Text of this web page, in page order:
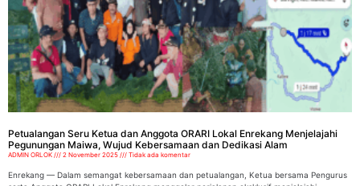
Petualangan Seru Ketua dan Anggota ORARI Lokal Enrekang Menjelajahi
Pegunungan Maiwa, Wujud Kebersamaan dan Dedikasi Alam
ADMIN ORLOK 2 November 2025 Tidak ada komentar
Enrekang — Dalam semangat kebersamaan dan petualangan, Ketua bersama Pengurus